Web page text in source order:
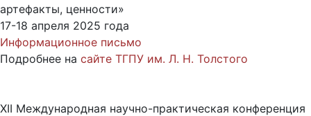
артефакты, ценности»
17-18 апреля 2025 года
Информационное письмо
Подробнее на сайте ТГПУ им. Л. Н. Толстого
XII Международная научно-практическая конференция